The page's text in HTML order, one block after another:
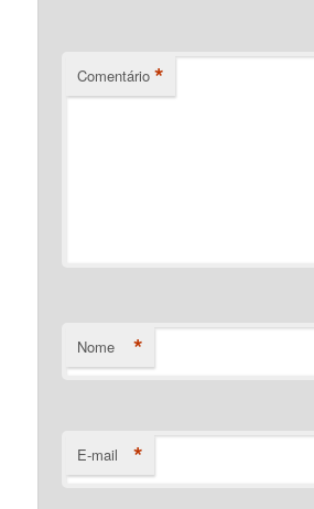
Comentário *
Nome *
E-mail *